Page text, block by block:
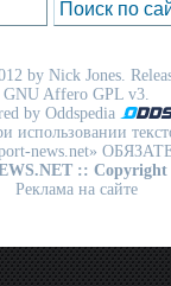
by Nick Jones.
GNU Affero GPL v3.
by Oddspedia
news.net»
:: Copyright
Реклама на сайте